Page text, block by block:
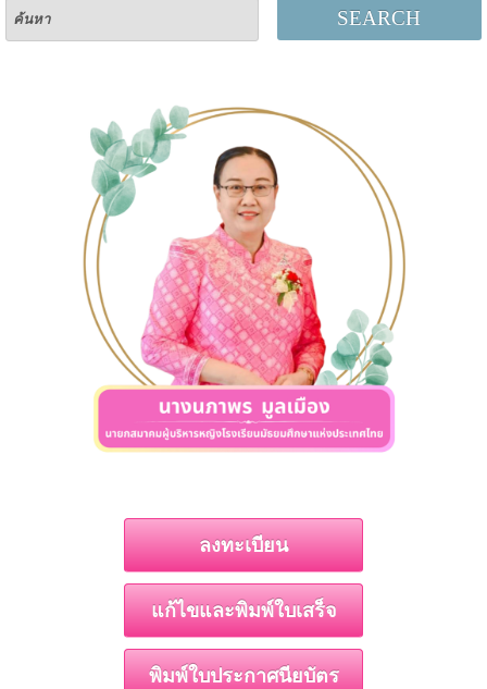
SEARCH
ลงทะเบียน
แก้ไขและพิมพ์ใบเสร็จ
พิมพ์ใบประกาศนียบัตร